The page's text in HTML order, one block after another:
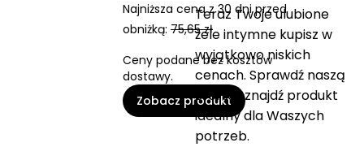
Najniższa cena z 30 dni przed
obniżką: 75,65 zł
Ceny podane bez kosztów
dostawy.
Zobacz produkt
Teraz Twoje ulubione
żele intymne kupisz w
wyjątkowo niskich
cenach. Sprawdź naszą
ofertę i znajdź produkt
idealny dla Waszych
potrzeb.